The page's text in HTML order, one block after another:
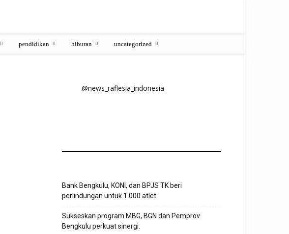
pendidikan hiburan uncategorized
@news_raflesia_indonesia
Bank Bengkulu, KONI, dan BPJS TK beri
perlindungan untuk 1.000 atlet
Sukseskan program MBG, BGN dan Pemprov
Bengkulu perkuat sinergi.